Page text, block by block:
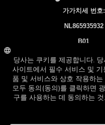
가가치세 번호:
NL865935932
B01
은행 계좌
NL83 INGB
0106 7536 22
©2026